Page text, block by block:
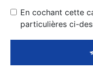
En cochant cette
particulières ci-